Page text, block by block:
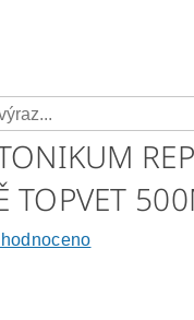
TOPVET